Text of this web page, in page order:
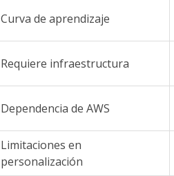
Curva de aprendizaje
Requiere infraestructura
Dependencia de AWS
Limitaciones en
personalización